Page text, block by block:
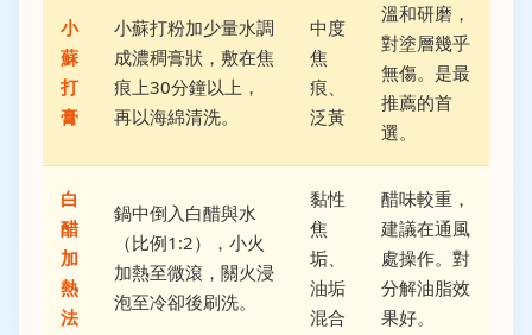
小
蘇
打
膏
小蘇打粉加少量水調
成濃稠膏狀，敷在焦
痕上30分鐘以上，
再以海綿清洗。
中度
焦
痕、
泛黃
溫和研磨，
對塗層幾乎
無傷。是最
推薦的首
選。
白
醋
加
熱
法
鍋中倒入白醋與水
（比例1:2），小火
加熱至微滾，關火浸
泡至冷卻後刷洗。
黏性
焦
垢、
油垢
混合
醋味較重，
建議在通風
處操作。對
分解油脂效
果好。